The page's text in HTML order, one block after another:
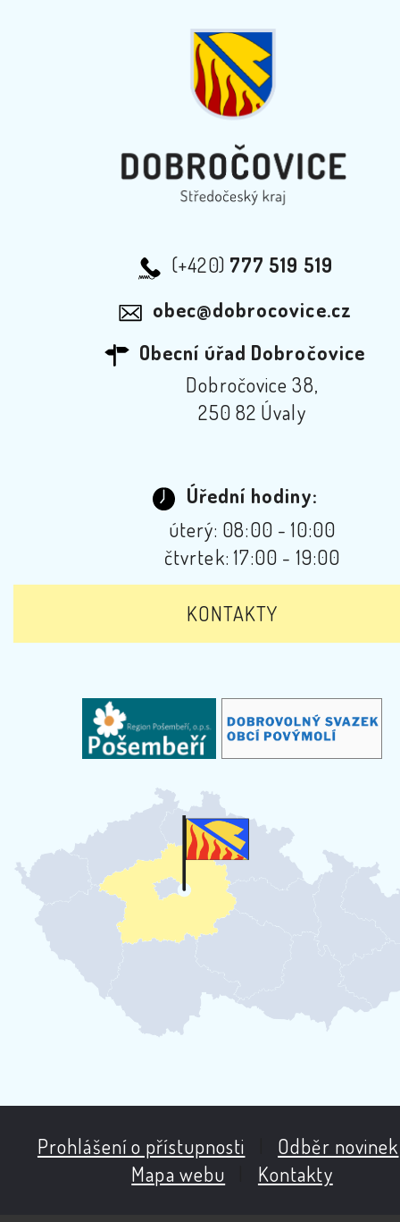
(+420) 777 519 519
obec@dobrocovice.cz
Obecní úřad Dobročovice
Dobročovice 38,
250 82 Úvaly
Úřední hodiny:
úterý: 08:00 - 10:00
čtvrtek: 17:00 - 19:00
KONTAKTY
Prohlášení o přístupnosti Odběr novinek
Mapa webu
Kontakty